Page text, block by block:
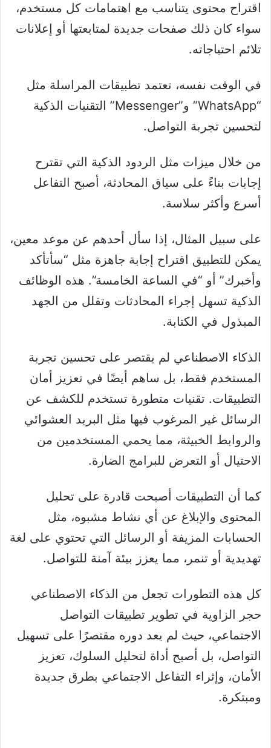
اقتراح محتوى يتناسب مع اهتمامات كل مستخدم،
سواء كان ذلك صفحات جديدة لمتابعتها أو إعلانات
تلائم احتياجاته.
في الوقت نفسه، تعتمد تطبيقات المراسلة مثل
“WhatsApp” و”Messenger” التقنيات الذكية
لتحسين تجربة التواصل.
من خلال ميزات مثل الردود الذكية التي تقترح
إجابات بناءً على سياق المحادثة، أصبح التفاعل
أسرع وأكثر سلاسة.
على سبيل المثال، إذا سأل أحدهم عن موعد معين،
يمكن للتطبيق اقتراح إجابة جاهزة مثل “سأتأكد
وأخبرك” أو “في الساعة الخامسة”. هذه الوظائف
الذكية تسهل إجراء المحادثات وتقلل من الجهد
المبذول في الكتابة.
الذكاء الاصطناعي لم يقتصر على تحسين تجربة
المستخدم فقط، بل ساهم أيضًا في تعزيز أمان
التطبيقات. تقنيات متطورة تستخدم للكشف عن
الرسائل غير المرغوب فيها مثل البريد العشوائي
والروابط الخبيثة، مما يحمي المستخدمين من
الاحتيال أو التعرض للبرامج الضارة.
كما أن التطبيقات أصبحت قادرة على تحليل
المحتوى والإبلاغ عن أي نشاط مشبوه، مثل
الحسابات المزيفة أو الرسائل التي تحتوي على لغة
تهديدية أو تنمر، مما يعزز بيئة آمنة للتواصل.
كل هذه التطورات تجعل من الذكاء الاصطناعي
حجر الزاوية في تطوير تطبيقات التواصل
الاجتماعي، حيث لم يعد دوره مقتصرًا على تسهيل
التواصل، بل أصبح أداة لتحليل السلوك، تعزيز
الأمان، وإثراء التفاعل الاجتماعي بطرق جديدة
ومبتكرة.